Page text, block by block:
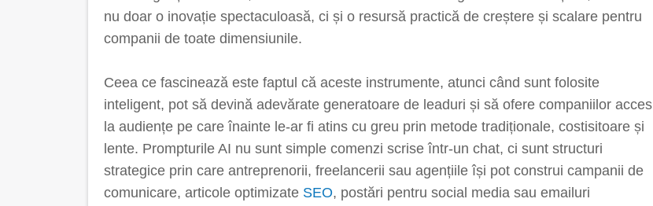
nu doar o inovație spectaculoasă, ci și o resursă practică de creștere și scalare pentru
companii de toate dimensiunile.
Ceea ce fascinează este faptul că aceste instrumente, atunci când sunt folosite
inteligent, pot să devină adevărate generatoare de leaduri și să ofere companiilor acces
la audiențe pe care înainte le-ar fi atins cu greu prin metode tradiționale, costisitoare și
lente. Prompturile AI nu sunt simple comenzi scrise într-un chat, ci sunt structuri
strategice prin care antreprenorii, freelancerii sau agențiile își pot construi campanii de
comunicare, articole optimizate SEO, postări pentru social media sau emailuri